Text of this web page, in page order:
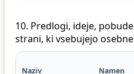
10. Predlogi, ideje,
strani, ki vsebujejo
Naziv Namen